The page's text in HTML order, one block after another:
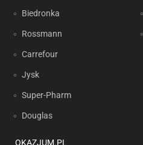
Biedronka
Rossmann
Carrefour
Jysk
Super-Pharm
Douglas
OKAZJUM.PL